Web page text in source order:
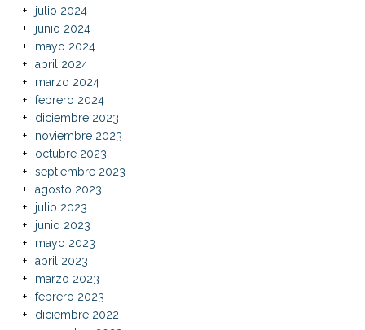
julio 2024
junio 2024
mayo 2024
abril 2024
marzo 2024
febrero 2024
diciembre 2023
noviembre 2023
octubre 2023
septiembre 2023
agosto 2023
julio 2023
junio 2023
mayo 2023
abril 2023
marzo 2023
febrero 2023
diciembre 2022